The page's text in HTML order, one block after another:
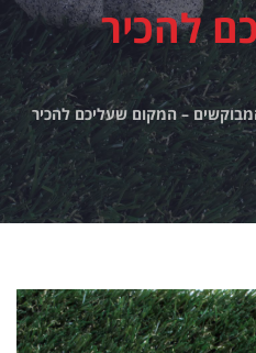
להכיר
– המקום שעליכם להכיר